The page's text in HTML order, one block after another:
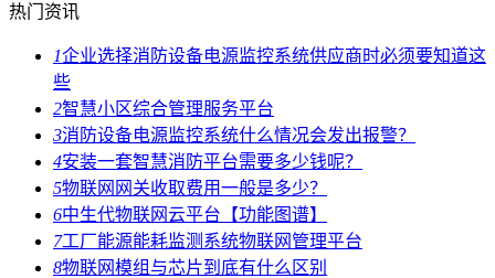
热门资讯
1企业选择消防设备电源监控系统供应商时必须要知道这
些
2智慧小区综合管理服务平台
3消防设备电源监控系统什么情况会发出报警？
4安装一套智慧消防平台需要多少钱呢？
5物联网网关收取费用一般是多少？
6中生代物联网云平台【功能图谱】
7工厂能源能耗监测系统物联网管理平台
8物联网模组与芯片到底有什么区别